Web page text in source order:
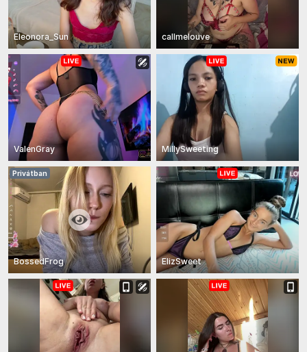
Eleonora_Sun callmelouve
ValenGray MillySweeting
Privátban
BossedFrog ElizSweet